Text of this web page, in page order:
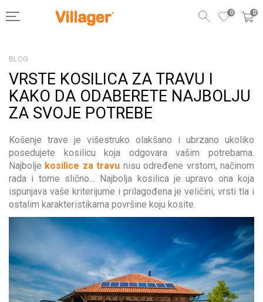
0
0
BLOG
VRSTE KOSILICA ZA TRAVU I
KAKO DA ODABERETE NAJBOLJU
ZA SVOJE POTREBE
Košenje trave je višestruko olakšano i ubrzano ukoliko
posedujete kosilicu koja odgovara vašim potrebama.
Najbolje kosilice za travu nisu određene vrstom, načinom
rada i tome slično… Najbolja kosilica je upravo ona koja
ispunjava vaše kriterijume i prilagođena je veličini, vrsti tla i
ostalim karakteristikama površine koju kosite.